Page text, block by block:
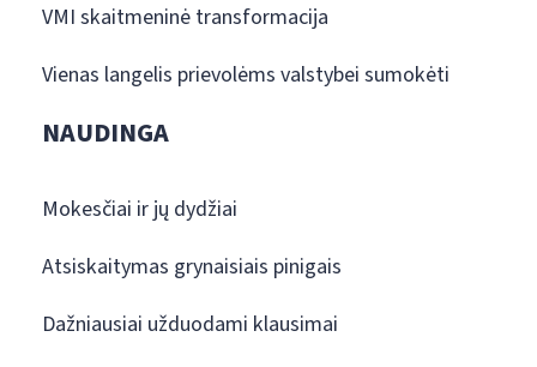
VMI skaitmeninė transformacija
Vienas langelis prievolėms valstybei sumokėti
NAUDINGA
Mokesčiai ir jų dydžiai
Atsiskaitymas grynaisiais pinigais
Dažniausiai užduodami klausimai